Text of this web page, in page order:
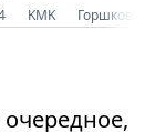
KMK Горшков